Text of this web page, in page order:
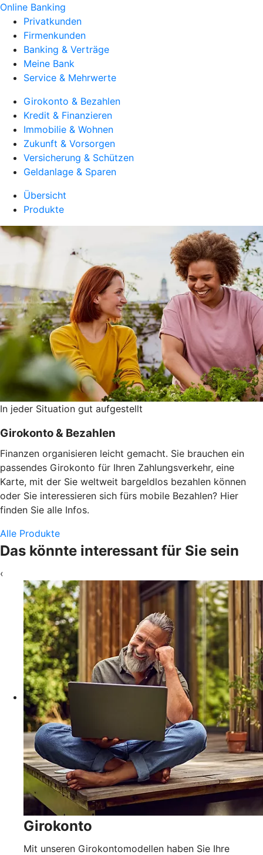
Online Banking
Privatkunden
Firmenkunden
Banking & Verträge
Meine Bank
Service & Mehrwerte
Girokonto & Bezahlen
Kredit & Finanzieren
Immobilie & Wohnen
Zukunft & Vorsorgen
Versicherung & Schützen
Geldanlage & Sparen
Übersicht
Produkte
In jeder Situation gut aufgestellt
Girokonto & Bezahlen
Finanzen organisieren leicht gemacht. Sie brauchen ein
passendes Girokonto für Ihren Zahlungsverkehr, eine
Karte, mit der Sie weltweit bargeldlos bezahlen können
oder Sie interessieren sich fürs mobile Bezahlen? Hier
finden Sie alle Infos.
Alle Produkte
Das könnte interessant für Sie sein
‹
Girokonto
Mit unseren Girokontomodellen haben Sie Ihre